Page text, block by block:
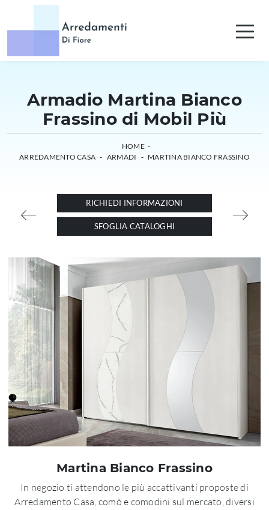
Armadio Martina Bianco
Frassino di Mobil Più
HOME -
ARREDAMENTO CASA - ARMADI - MARTINA BIANCO FRASSINO
RICHIEDI INFORMAZIONI
SFOGLIA CATALOGHI
Martina Bianco Frassino
In negozio ti attendono le più accattivanti proposte di
Arredamento Casa, comò e comodini sul mercato, diversi